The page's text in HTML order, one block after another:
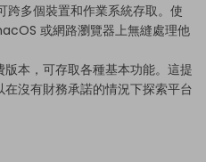
多個裝置和作業系統存取。使
或網路瀏覽器上無縫處理他
本，可存取各種基本功能。這提
沒有財務承諾的情況下探索平台